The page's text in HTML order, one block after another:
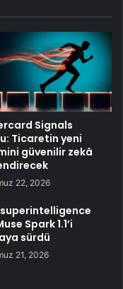
Signals
Ticaretin yeni
güvenilir zekâ
22, 2026
Spark 1.1’i
sürdü
21, 2026